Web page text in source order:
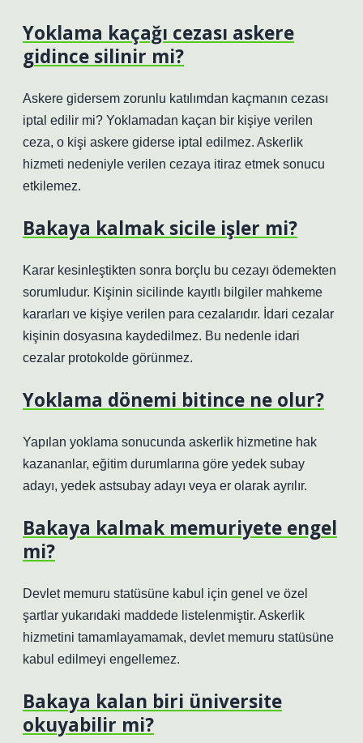
Yoklama kaçağı cezası askere
gidince silinir mi?
Askere gidersem zorunlu katılımdan kaçmanın cezası
iptal edilir mi? Yoklamadan kaçan bir kişiye verilen
ceza, o kişi askere giderse iptal edilmez. Askerlik
hizmeti nedeniyle verilen cezaya itiraz etmek sonucu
etkilemez.
Bakaya kalmak sicile işler mi?
Karar kesinleştikten sonra borçlu bu cezayı ödemekten
sorumludur. Kişinin sicilinde kayıtlı bilgiler mahkeme
kararları ve kişiye verilen para cezalarıdır. İdari cezalar
kişinin dosyasına kaydedilmez. Bu nedenle idari
cezalar protokolde görünmez.
Yoklama dönemi bitince ne olur?
Yapılan yoklama sonucunda askerlik hizmetine hak
kazananlar, eğitim durumlarına göre yedek subay
adayı, yedek astsubay adayı veya er olarak ayrılır.
Bakaya kalmak memuriyete engel
mi?
Devlet memuru statüsüne kabul için genel ve özel
şartlar yukarıdaki maddede listelenmiştir. Askerlik
hizmetini tamamlayamamak, devlet memuru statüsüne
kabul edilmeyi engellemez.
Bakaya kalan biri üniversite
okuyabilir mi?